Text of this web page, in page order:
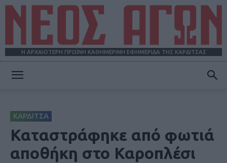
Η ΑΡΧΑΙΟΤΕΡΗ ΠΡΩΪΝΗ ΚΑΘΗΜΕΡΙΝΗ ΕΦΗΜΕΡΙΔΑ ΤΗΣ ΚΑΡΔΙΤΣΑΣ
ΚΑΡΔΙΤΣΑ
Καταστράφηκε από φωτιά
αποθήκη στο Καροπλέσι